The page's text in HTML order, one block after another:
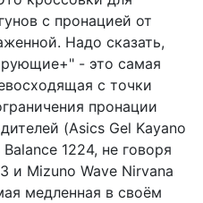
с пронацией от
Надо сказать,
- это самая
с точки
пронации
(Asics Gel Kayano
1224, не говоря
и Mizuno Wave Nirvana
медленная в своём